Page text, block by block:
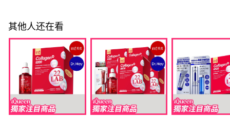
海外配送(馬來西亞)
海外配送(澳洲) 查看运费
其他人还在看